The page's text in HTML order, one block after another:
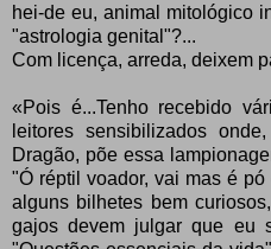
hei-de eu, animal mitológico
"astrologia genital"?...
Com licença, arreda, deixem
«Pois é...Tenho recebido
leitores sensibilizados
Dragão, põe essa
"Ó réptil voador, vai mas é
alguns bilhetes bem
gajos devem julgar que eu